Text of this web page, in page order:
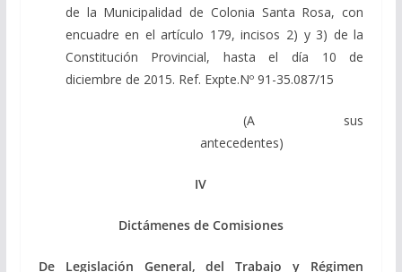
de la Municipalidad de Colonia Santa Rosa, con
encuadre en el artículo 179, incisos 2) y 3) de la
Constitución Provincial, hasta el día 10 de
diciembre de 2015. Ref. Expte.Nº 91-35.087/15
(A sus
antecedentes)
IV
Dictámenes de Comisiones
De Legislación General, del Trabajo y Régimen